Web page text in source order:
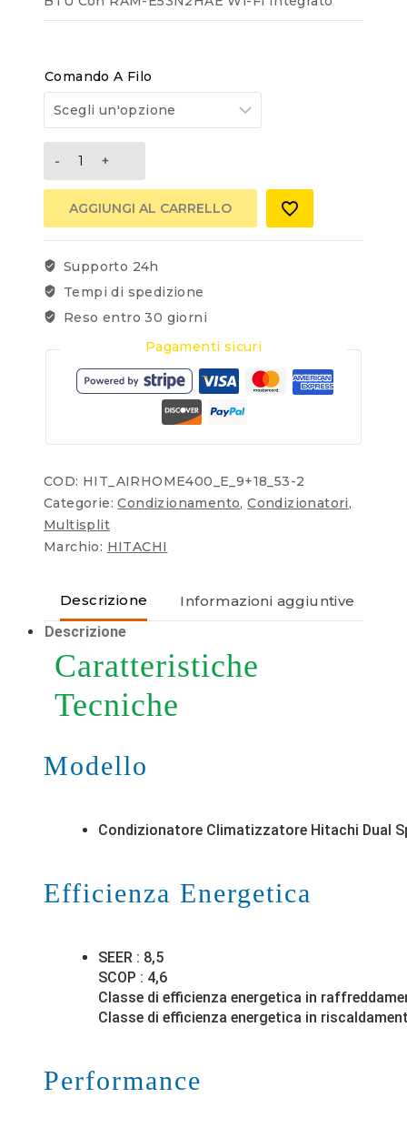
Comando A Filo
AGGIUNGI AL CARRELLO
Supporto 24h
Tempi di spedizione
Reso entro 30 giorni
Pagamenti sicuri
COD: HIT_AIRHOME400_E_9+18_53-2
Categorie:Condizionamento,Condizionatori,
Multisplit
Marchio: HITACHI
Descrizione Informazioni aggiuntive
Descrizione
Caratteristiche
Tecniche
Modello
Condizionatore Climatizzatore Hitachi Dual
Efficienza Energetica
SEER : 8,5
SCOP : 4,6
Classe di efficienza energetica in
Classe di efficienza energetica in
Performance